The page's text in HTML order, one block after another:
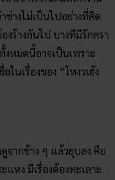
ช่างไม่เป็นไปอย่างที่คิด
งร้างกันไป บางทีมีรักครา
งหมดนี้อาจเป็นเพราะ
ในเรื่องของ “โหงวเฮ้ง​
ากข้าง ๆ แล้วยุบลง คือ
หง มีเรื่องต้องทะเลาะ